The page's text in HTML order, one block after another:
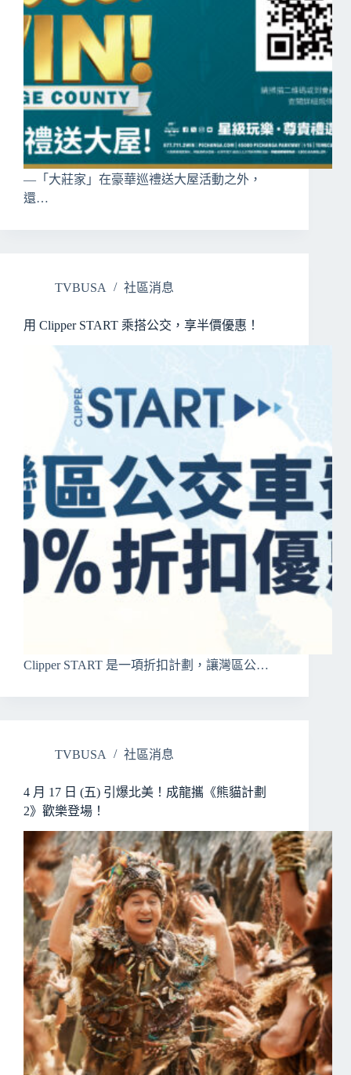
—「大莊家」在豪華巡禮送大屋活動之外，
還…
TVBUSA 社區消息
用 Clipper START 乘搭公交，享半價優惠！
Clipper START 是一項折扣計劃，讓灣區公…
TVBUSA 社區消息
4 月 17 日 (五) 引爆北美！成龍攜《熊貓計劃
2》歡樂登場！